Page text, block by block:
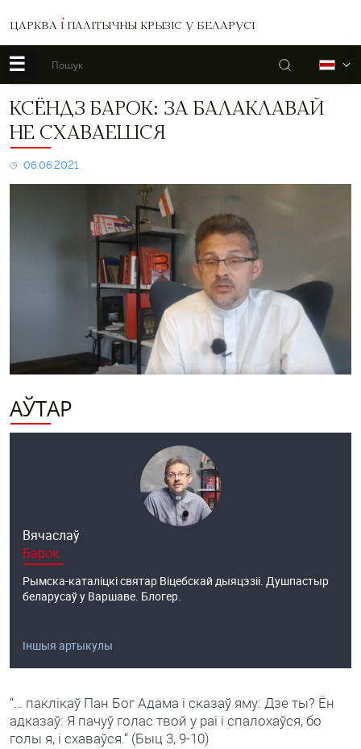
ЦАРКВА І ПАЛІТЫЧНЫ КРЫЗІС У БЕЛАРУСІ
☰ Пошук
Ксёндз
За
балаклавай
не
схаваешся
КСЁНДЗ БАРОК: ЗА БАЛАКЛАВАЙ
НЕ СХАВАЕШСЯ
06.06.2021
АЎТАР
Вячаслаў
Барок
Рымска-каталіцкі святар Віцебскай дыяцэзіі. Душпастыр
беларусаў у Варшаве. Блогер.
Іншыя артыкулы
“… паклікаў Пан Бог Адама і сказаў яму: Дзе ты? Ён
адказаў: Я пачуў голас твой у раі і спалохаўся, бо
голы я, і схаваўся.“ (Быц 3, 9-10)